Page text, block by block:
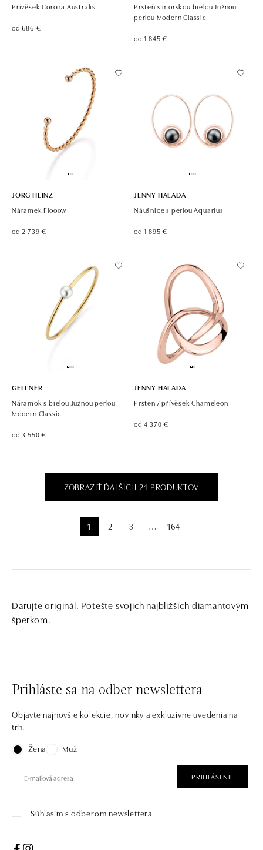
Přívěsek Corona Australis
od 686 €
Prsteň s morskou bielou Južnou
perlou Modern Classic
od 1 845 €
JORG HEINZ
Náramek Flooow
od 2 739 €
JENNY HALADA
Náušnice s perlou Aquarius
od 1 895 €
GELLNER
Náramok s bielou Južnou perlou
Modern Classic
od 3 550 €
JENNY HALADA
Prsten / přívěsek Chameleon
od 4 370 €
ZOBRAZIŤ ĎALŠÍCH 24 PRODUKTOV
1 2 3 ⋯ 164
Darujte originál. Potešte svojich najbližších diamantovým
šperkom.
Prihláste sa na odber newslettera
Objavte najnovšie kolekcie, novinky a exkluzívne uvedenia na
trh.
Žena
Muž
PRIHLÁSENIE
Súhlasím s odberom newslettera